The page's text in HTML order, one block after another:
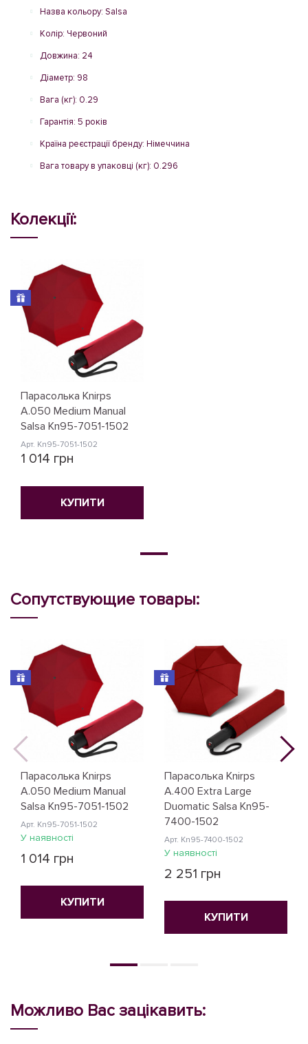
Назва кольору: Salsa
Колір: Червоний
Довжина: 24
Діаметр: 98
Вага (кг): 0.29
Гарантія: 5 років
Країна реєстрації бренду: Німеччина
Вага товару в упаковці (кг): 0.296
Колекції:
Парасолька Knirps
A.050 Medium Manual
Salsa Kn95-7051-1502
Арт. Kn95-7051-1502
1 014 грн
КУПИТИ
Сопутствующие товары:
Парасолька Knirps
A.050 Medium Manual
Salsa Kn95-7051-1502
Арт. Kn95-7051-1502
У наявності
1 014 грн
КУПИТИ
Парасолька Knirps
A.400 Extra Large
Duomatic Salsa Kn95-
7400-1502
Арт. Kn95-7400-1502
У наявності
2 251 грн
КУПИТИ
Можливо Вас зацікавить: